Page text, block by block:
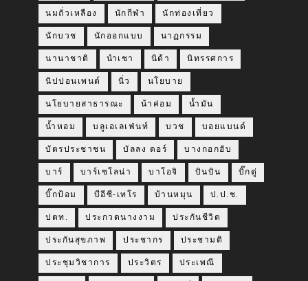
นมถั่วเหลือง นักกีฬา นักท่องเที่ยว
นักบวช นักออกแบบ นาฏกรรม
นานาชาติ นำเชา นิด้า นิทรรศการ
นิปปอนเพนต์ นิ่ว นโยบาย
นโยบายสาธารณะ น้าค่อม น้ำมัน
น้ำหอม บลูเอเลเฟ่นท์ บวช บอยแบนด์
บัตรประชาชน บัลลง ดอร์ บางกอกฮับ
บาร์ บาร์เซโลน่า บาโอจิ บินบิน บิ๊กตู่
บิ๊กป้อม บีอีซี-เทโร บ้านหมุน ป.ป.ช.
ปตท. ประกวดนางงาม ประกันชีวิต
ประกันสุขภาพ ประชากร ประชามติ
ประชุมวิชาการ ประวิตร ประเพณี